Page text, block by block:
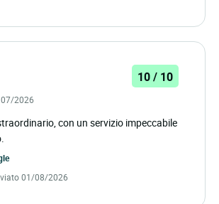
10 / 10
07/2026
con un servizio impeccabile
01/08/2026